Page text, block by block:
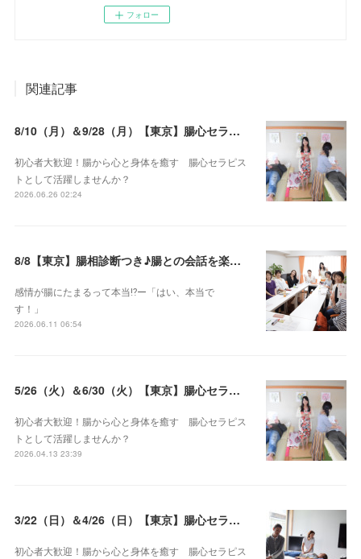
フォロー
関連記事
8/10（月）＆9/28（月）【東京】腸心セラピスト養成コース《２日間コース》開講決定
初心者大歓迎！腸から心と身体を癒す 腸心セラピス
トとして活躍しませんか？
2026.06.26 02:24
8/8【東京】腸相診断つき♪腸との会話を楽しむ♡腸心セラピー♪お試し体験会
感情が腸にたまるって本当⁉️ー「はい、本当で
す！」
2026.06.11 06:54
5/26（火）＆6/30（火）【東京】腸心セラピスト養成コース《２日間コース》開講決定
初心者大歓迎！腸から心と身体を癒す 腸心セラピス
トとして活躍しませんか？
2026.04.13 23:39
3/22（日）＆4/26（日）【東京】腸心セラピスト養成コース《２日間コース》開講決定
初心者大歓迎！腸から心と身体を癒す 腸心セラピス